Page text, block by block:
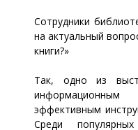
Сотрудники
на актуальный
книги?»
Так, одно из
информационным
эффективным
Среди